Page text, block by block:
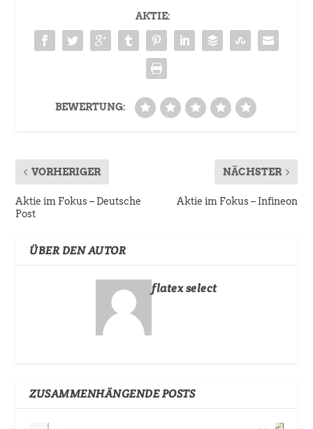
AKTIE:
BEWERTUNG:
VORHERIGER
Aktie im Fokus – Deutsche
Post
NÄCHSTER
Aktie im Fokus – Infineon
ÜBER DEN AUTOR
flatex select
ZUSAMMENHÄNGENDE POSTS